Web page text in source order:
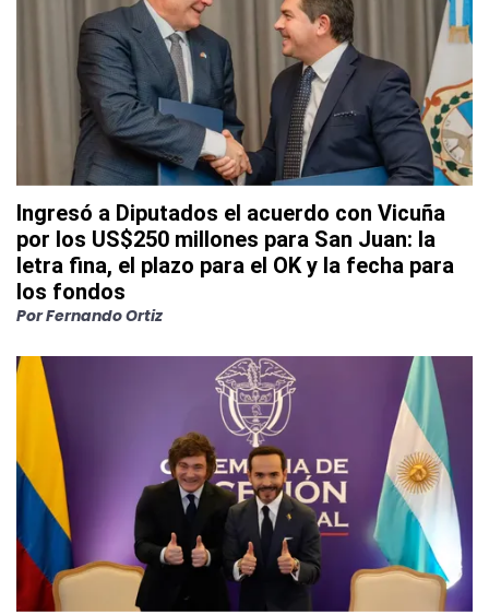
Ingresó a Diputados el acuerdo con Vicuña
por los US$250 millones para San Juan: la
letra fina, el plazo para el OK y la fecha para
los fondos
PorFernando Ortiz